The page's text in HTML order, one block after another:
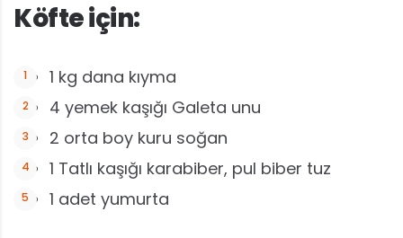
Köfte için:
1 kg dana kıyma
4 yemek kaşığı Galeta unu
2 orta boy kuru soğan
1 Tatlı kaşığı karabiber, pul biber tuz
1 adet yumurta